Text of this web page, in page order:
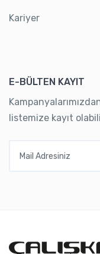
Kariyer
E-BÜLTEN KAYIT
listemize kayıt